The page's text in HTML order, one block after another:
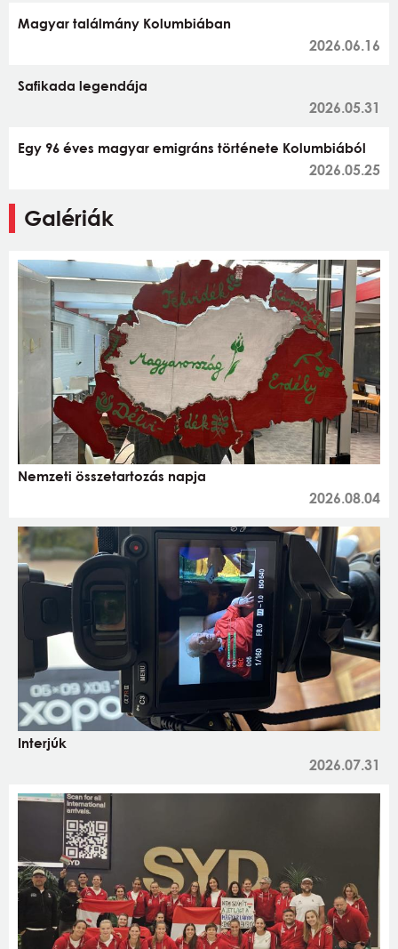
Magyar találmány Kolumbiában
2026.06.16
Safikada legendája
2026.05.31
Egy 96 éves magyar emigráns története Kolumbiából
2026.05.25
Galériák
Nemzeti összetartozás napja
2026.08.04
Interjúk
2026.07.31